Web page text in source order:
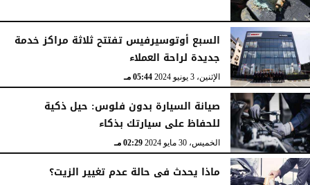
السبع أوتوسيرفيس تفتتح ثلاثة مراكز خدمة
جديدة لراحة العملاء
الإثنين، 3 يونيو 2024 05:44 مـ
صيانة السيارة بدون فلوس: حيل ذكية
للحفاظ على سيارتك بذكاء
الخميس، 30 مايو 2024 02:29 مـ
ماذا يحدث فى حالة عدم تغيير الزيت؟